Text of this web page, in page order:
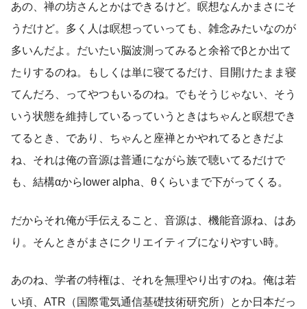
あの、禅の坊さんとかはできるけど。瞑想なんかまさにそ
うだけど。多く人は瞑想っていっても、雑念みたいなのが
多いんだよ。だいたい脳波測ってみると余裕でβとか出て
たりするのね。もしくは単に寝てるだけ、目開けたまま寝
てんだろ、ってやつもいるのね。でもそうじゃない、そう
いう状態を維持しているっていうときはちゃんと瞑想でき
てるとき、であり、ちゃんと座禅とかやれてるときだよ
ね、それは俺の音源は普通にながら族で聴いてるだけで
も、結構αからlower alpha、θくらいまで下がってくる。
だからそれ俺が手伝えること、音源は、機能音源ね、はあ
り。そんときがまさにクリエイティブになりやすい時。
あのね、学者の特権は、それを無理やり出すのね。俺は若
い頃、ATR（国際電気通信基礎技術研究所）とか日本だっ